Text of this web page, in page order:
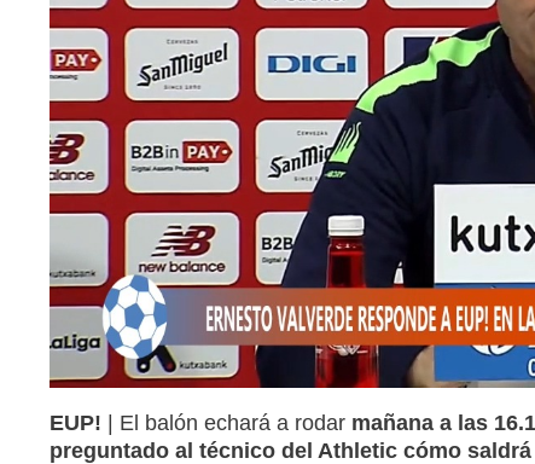
EUP! | El balón echará a rodar mañana a las
preguntado al técnico del Athletic cómo